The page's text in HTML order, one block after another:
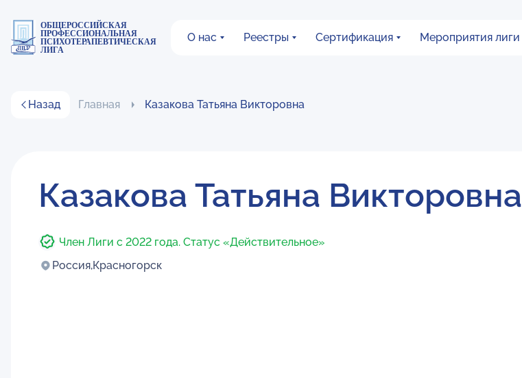
ОБЩЕРОССИЙСКАЯ
ПРОФЕССИОНАЛЬНАЯ
ПСИХОТЕРАПЕВТИЧЕСКАЯ
ЛИГА
О нас Реестры Сертификация Мероприятия лиги
Назад Главная Казакова Татьяна Викторовна
Казакова Татьяна Викторовна
Член Лиги с 2022 года. Статус «Действительное»
Россия,Красногорск